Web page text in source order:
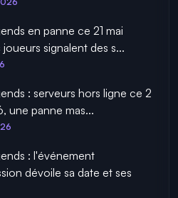
en panne ce 21 mai
signalent des s...
: serveurs hors ligne ce 2
une panne mas...
: l'événement
dévoile sa date et ses